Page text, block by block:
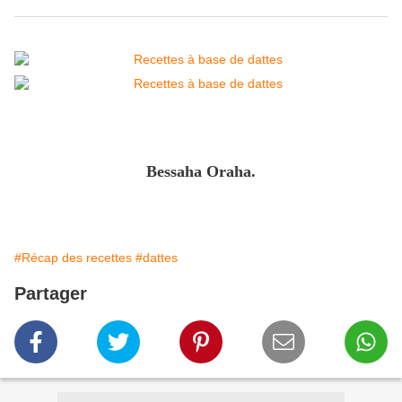
Bessaha Oraha.
#Récap des recettes #dattes
Partager